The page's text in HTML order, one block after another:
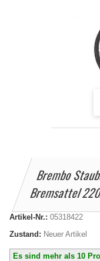
Brembo
Bremsattel
Artikel-Nr.: 05318422
Zustand: Neuer Artikel
Es sind mehr als 10